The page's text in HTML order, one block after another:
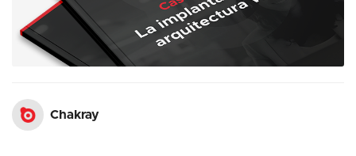
Chakray